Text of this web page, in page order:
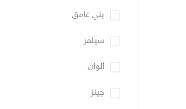
بني غامق
سيلڤر
ألوان
جينز